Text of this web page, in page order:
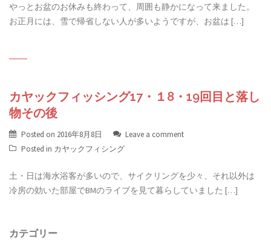
やっとお盆のお休みも終わって、周囲も静かになって来ました。
お正月には、雪で帰省しない人が多いようですが、お盆は […]
カヤックフィッシング17・１8・19回目と落し
物その後
Posted on 2016年8月8日
Leave a comment
Posted in カヤックフィシング
土・日は海水浴客が多いので、サイクリングを少々、それ以外は
冷房の効いた部屋でBMのライブを見て暮らしていました […]
カテゴリー